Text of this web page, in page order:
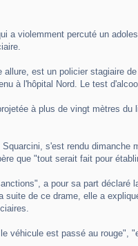
a violemment percuté un
est un policier stagiaire
à l'hôpital Nord. Le test
à plus de vingt mètres
s'est rendu
que "tout serait fait pour
a pour sa part
de ce drame, elle a
véhicule est passé au